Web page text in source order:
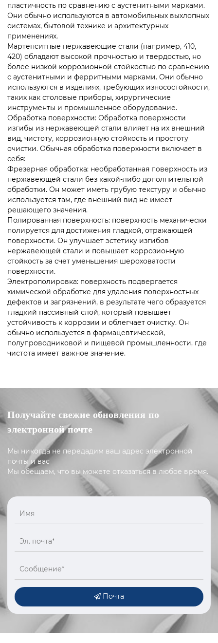
пластичность по сравнению с аустенитными марками.
Они обычно используются в автомобильных выхлопных
системах, бытовой технике и архитектурных
применениях.
Мартенситные нержавеющие стали (например, 410,
420) обладают высокой прочностью и твердостью, но
более низкой коррозионной стойкостью по сравнению
с аустенитными и ферритными марками. Они обычно
используются в изделиях, требующих износостойкости,
таких как столовые приборы, хирургические
инструменты и промышленное оборудование.
Обработка поверхности: Обработка поверхности
изгибы из нержавеющей стали влияет на их внешний
вид, чистоту, коррозионную стойкость и простоту
очистки. Обычная обработка поверхности включает в
себя:
Фрезерная обработка: необработанная поверхность из
нержавеющей стали без какой-либо дополнительной
обработки. Он может иметь грубую текстуру и обычно
используется там, где внешний вид не имеет
решающего значения.
Полированная поверхность: поверхность механически
полируется для достижения гладкой, отражающей
поверхности. Он улучшает эстетику изгибов
нержавеющей стали и повышает коррозионную
стойкость за счет уменьшения шероховатости
поверхности.
Электрополировка: поверхность подвергается
химической обработке для удаления поверхностных
дефектов и загрязнений, в результате чего образуется
гладкий пассивный слой, который повышает
устойчивость к коррозии и облегчает очистку. Он
обычно используется в фармацевтической,
полупроводниковой и пищевой промышленности, где
чистота имеет важное значение.
Получайте свежие обновления по
электронной почте
Мы никогда не передадим ваш адрес электронной
почты и вас
Мы обещаем, что вы можете отказаться в любое время.
Почта